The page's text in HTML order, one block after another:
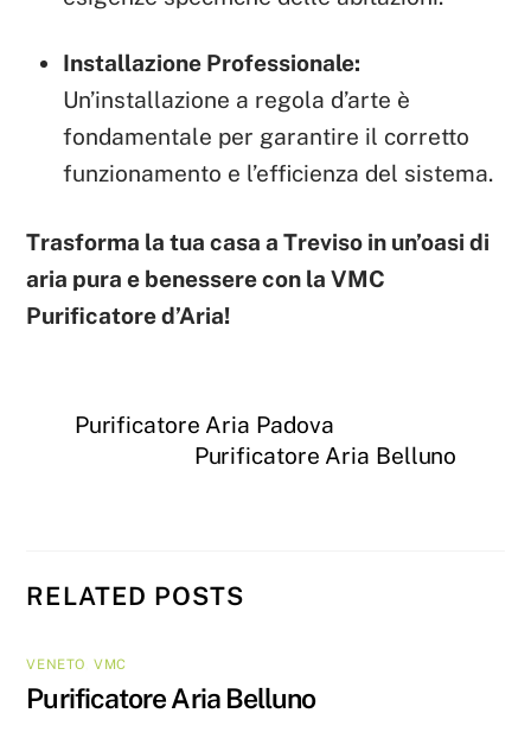
Installazione Professionale:
Un’installazione a regola d’arte è
fondamentale per garantire il corretto
funzionamento e l’efficienza del sistema.
Trasforma la tua casa a Treviso in un’oasi di
aria pura e benessere con la VMC
Purificatore d’Aria!
Purificatore Aria Padova
Purificatore Aria Belluno
RELATED POSTS
VENETO ,VMC
Purificatore Aria Belluno